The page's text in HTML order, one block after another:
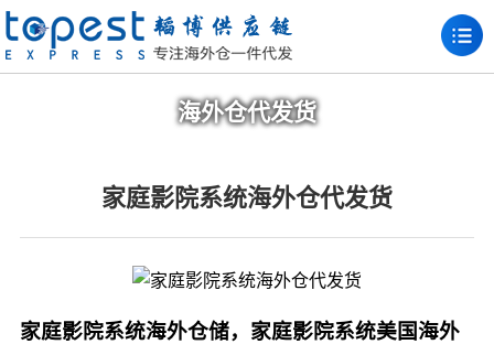
海外仓代发货
家庭影院系统海外仓代发货
家庭影院系统海外仓储，家庭影院系统美国海外